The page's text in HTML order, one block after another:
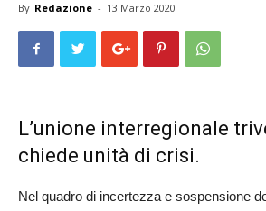
By Redazione - 13 Marzo 2020
L’unione interregionale
chiede unità di crisi.
Nel quadro di incertezza e sospensione